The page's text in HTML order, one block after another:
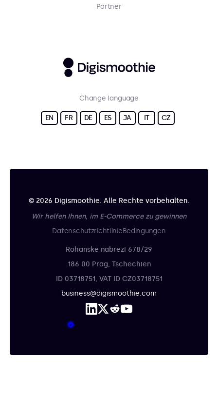
Partner
Change language
EN FR DE ES JA IT CZ
© 2026 Digismoothie. Alle Rechte vorbehalten.
Wir helfen Ihnen, im E-Commerce zu gewinnen
DatenschutzrichtlinieBedingungen
Rohanske nabrezi 678/29
186 00 Prag, Tschechien
ID 03718751, VAT ID CZ03718751
business@digismoothie.com